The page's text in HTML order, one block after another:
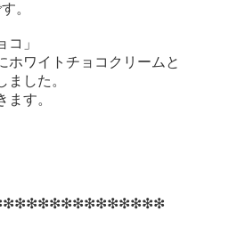
。
コ」
ホワイトチョコクリームと
した。
す。